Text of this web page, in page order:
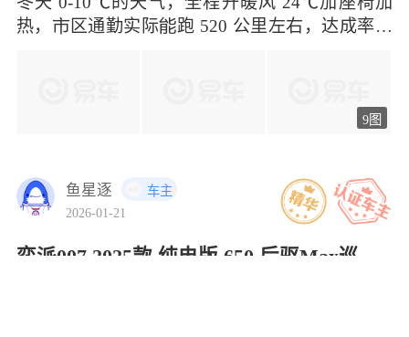
热，区通勤实际跑 520 公里左右，达成率
9图
鱼星逐
车主
2026-01-21